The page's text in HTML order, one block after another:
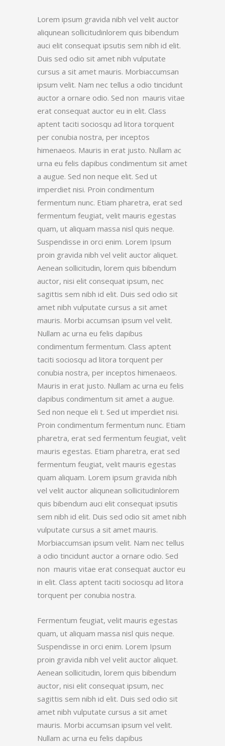
Lorem ipsum gravida nibh vel velit auctor
aliqunean sollicitudinlorem quis bibendum
auci elit consequat ipsutis sem nibh id elit.
Duis sed odio sit amet nibh vulputate
cursus a sit amet mauris. Morbiaccumsan
ipsum velit. Nam nec tellus a odio tincidunt
auctor a ornare odio. Sed non mauris vitae
erat consequat auctor eu in elit. Class
aptent taciti sociosqu ad litora torquent
per conubia nostra, per inceptos
himenaeos. Mauris in erat justo. Nullam ac
urna eu felis dapibus condimentum sit amet
a augue. Sed non neque elit. Sed ut
imperdiet nisi. Proin condimentum
fermentum nunc. Etiam pharetra, erat sed
fermentum feugiat, velit mauris egestas
quam, ut aliquam massa nisl quis neque.
Suspendisse in orci enim. Lorem Ipsum
proin gravida nibh vel velit auctor aliquet.
Aenean sollicitudin, lorem quis bibendum
auctor, nisi elit consequat ipsum, nec
sagittis sem nibh id elit. Duis sed odio sit
amet nibh vulputate cursus a sit amet
mauris. Morbi accumsan ipsum vel velit.
Nullam ac urna eu felis dapibus
condimentum fermentum. Class aptent
taciti sociosqu ad litora torquent per
conubia nostra, per inceptos himenaeos.
Mauris in erat justo. Nullam ac urna eu felis
dapibus condimentum sit amet a augue.
Sed non neque eli t. Sed ut imperdiet nisi.
Proin condimentum fermentum nunc. Etiam
pharetra, erat sed fermentum feugiat, velit
mauris egestas. Etiam pharetra, erat sed
fermentum feugiat, velit mauris egestas
quam aliquam. Lorem ipsum gravida nibh
vel velit auctor aliqunean sollicitudinlorem
quis bibendum auci elit consequat ipsutis
sem nibh id elit. Duis sed odio sit amet nibh
vulputate cursus a sit amet mauris.
Morbiaccumsan ipsum velit. Nam nec tellus
a odio tincidunt auctor a ornare odio. Sed
non mauris vitae erat consequat auctor eu
in elit. Class aptent taciti sociosqu ad litora
torquent per conubia nostra.
Fermentum feugiat, velit mauris egestas
quam, ut aliquam massa nisl quis neque.
Suspendisse in orci enim. Lorem Ipsum
proin gravida nibh vel velit auctor aliquet.
Aenean sollicitudin, lorem quis bibendum
auctor, nisi elit consequat ipsum, nec
sagittis sem nibh id elit. Duis sed odio sit
amet nibh vulputate cursus a sit amet
mauris. Morbi accumsan ipsum vel velit.
Nullam ac urna eu felis dapibus